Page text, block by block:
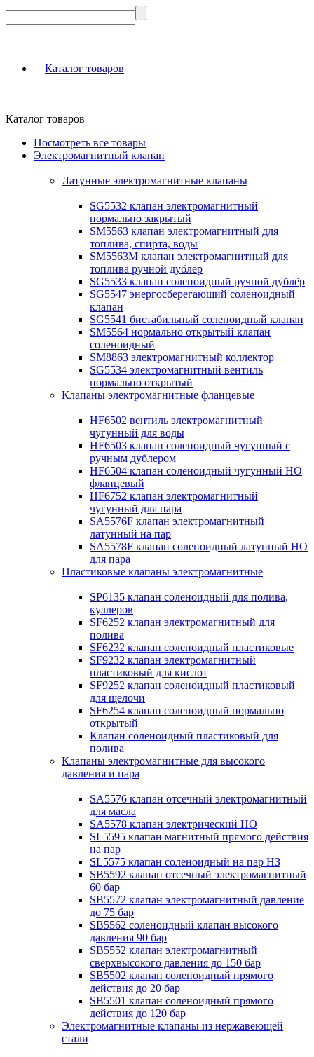
Каталог товаров
Каталог товаров
Посмотреть все товары
Электромагнитный клапан
Латунные электромагнитные клапаны
SG5532 клапан электромагнитный
нормально закрытый
SM5563 клапан электромагнитный для
топлива, спирта, воды
SM5563M клапан электромагнитный для
топлива ручной дублер
SG5533 клапан соленоидный ручной дублёр
SG5547 энергосберегающий соленоидный
клапан
SG5541 бистабильный соленоидный клапан
SM5564 нормально открытый клапан
соленоидный
SM8863 электромагнитный коллектор
SG5534 электромагнитный вентиль
нормально открытый
Клапаны электромагнитные фланцевые
HF6502 вентиль электромагнитный
чугунный для воды
HF6503 клапан соленоидный чугунный с
ручным дублером
HF6504 клапан соленоидный чугунный НО
фланцевый
HF6752 клапан электромагнитный
чугунный для пара
SA5576F клапан электромагнитный
латунный на пар
SA5578F клапан соленоидный латунный НО
для пара
Пластиковые клапаны электромагнитные
SP6135 клапан соленоидный для полива,
куллеров
SF6252 клапан электромагнитный для
полива
SF6232 клапан соленоидный пластиковые
SF9232 клапан электромагнитный
пластиковый для кислот
SF9252 клапан соленоидный пластиковый
для щелочи
SF6254 клапан соленоидный нормально
открытый
Клапан соленоидный пластиковый для
полива
Клапаны электромагнитные для высокого
давления и пара
SA5576 клапан отсечный электромагнитный
для масла
SA5578 клапан электрический НО
SL5595 клапан магнитный прямого действия
на пар
SL5575 клапан соленоидный на пар НЗ
SB5592 клапан отсечный электромагнитный
60 бар
SB5572 клапан электромагнитный давление
до 75 бар
SB5562 соленоидный клапан высокого
давления 90 бар
SB5552 клапан электромагнитный
сверхвысокого давления до 150 бар
SB5502 клапан соленоидный прямого
действия до 20 бар
SB5501 клапан соленоидный прямого
действия до 120 бар
Электромагнитные клапаны из нержавеющей
стали